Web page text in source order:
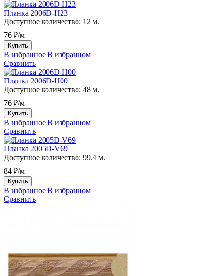
Планка 2006D-H23
Доступное количество: 12 м.
76 ₽/м
Купить
В избранное В избранном
Сравнить
Планка 2006D-H00
Доступное количество: 48 м.
76 ₽/м
Купить
В избранное В избранном
Сравнить
Планка 2005D-V69
Доступное количество: 99.4 м.
84 ₽/м
Купить
В избранное В избранном
Сравнить